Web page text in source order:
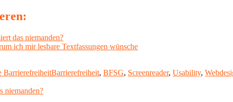
das niemanden?
ich mir lesbare Textfassungen wünsche
BarrierefreiheitSchlagwörter
Barrierefreiheit, BFSG, Screenreader, Usability,
niemanden?